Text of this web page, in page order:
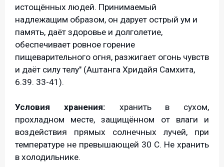
истощённых людей. Принимаемый
надлежащим образом, он дарует острый ум и
память, даёт здоровье и долголетие,
обеспечивает ровное горение
пищеварительного огня, разжигает огонь чувств
и даёт силу телу" (Аштанга Хридайя Самхита,
6.39. 33-41).
Условия хранения: хранить в сухом,
прохладном месте, защищённом от влаги и
воздействия прямых солнечных лучей, при
температуре не превышающей 30 С. Не хранить
в холодильнике.